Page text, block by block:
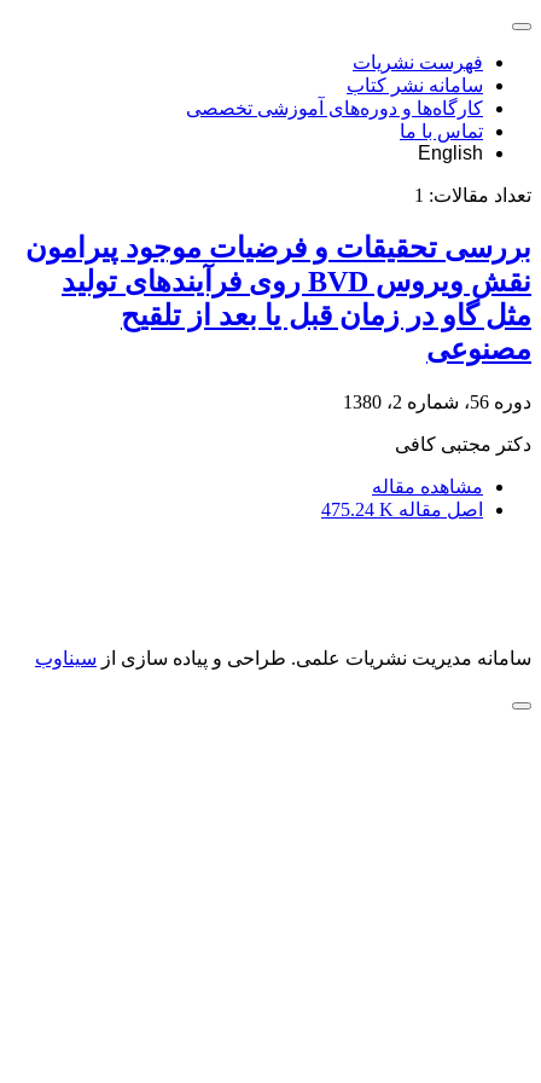
فهرست نشریات
سامانه نشر کتاب
کارگاه‌ها و دوره‌های آموزشی تخصصی
تماس با ما
English
تعداد مقالات: 1
بررسی تحقیقات و فرضیات موجود پیرامون
نقش ویروس BVD روی فرآیندهای تولید
مثل گاو در زمان قبل یا بعد از تلقیح
مصنوعی
دوره 56، شماره 2، 1380
دکتر مجتبی کافی
مشاهده مقاله
اصل مقاله 475.24 K
سامانه مدیریت نشریات علمی. طراحی و پیاده سازی از سیناوب